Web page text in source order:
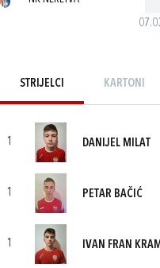
STRIJELCI KARTONI
1 DANIJEL MILAT
1 PETAR BAČIĆ
1 IVAN FRAN